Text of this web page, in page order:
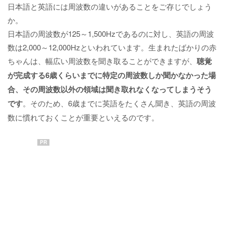
日本語と英語には周波数の違いがあることをご存じでしょう
か。
日本語の周波数が125～1,500Hzであるのに対し、英語の周波
数は2,000～12,000Hzといわれています。生まれたばかりの赤
ちゃんは、幅広い周波数を聞き取ることができますが、 聴覚
が完成する6歳くらいまでに特定の周波数しか聞かなかった場
合、その周波数以外の領域は聞き取れなくなってしまうそう
です。そのため、6歳までに英語をたくさん聞き、英語の周波
数に慣れておくことが重要といえるのです。
PR